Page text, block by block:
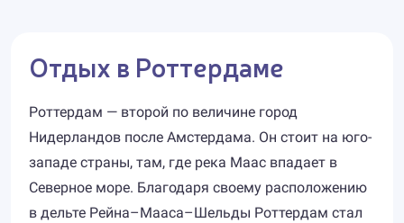
Отдых в Роттердаме
Роттердам — второй по величине город
Нидерландов после Амстердама. Он стоит на юго-
западе страны, там, где река Маас впадает в
Северное море. Благодаря своему расположению
в дельте Рейна–Мааса–Шельды Роттердам стал